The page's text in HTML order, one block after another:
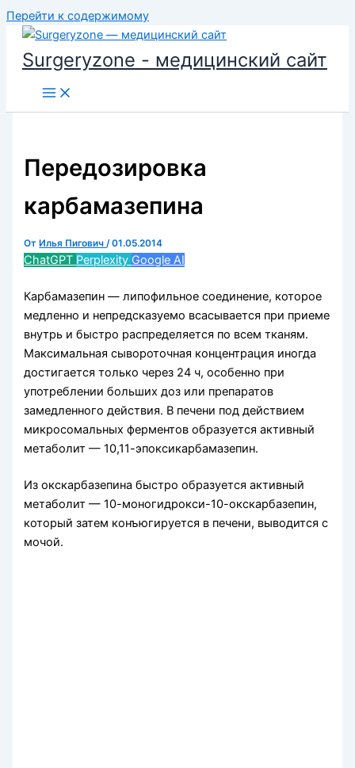
Перейти к содержимому
Surgeryzone - медицинский сайт
Передозировка
карбамазепина
От Илья Пигович/01.05.2014
ChatGPT Perplexity Google AI
Карбамазепин — липофильное соединение, которое
медленно и не­предсказуемо всасывается при приеме
внутрь и быстро распределяет­ся по всем тканям.
Максимальная сывороточная концентрация ино­гда
достигается только через 24 ч, особенно при
употреблении боль­ших доз или препаратов
замедленного действия. В печени под дейст­вием
микросомальных ферментов образуется активный
метаболит — 10,11-эпоксикарбамазепин.
Из окскарбазепина быстро образуется активный
метаболит — 10-моногидрокси-10-окскарбазепин,
который затем конъюгируется в пече­ни, выводится с
мочой.